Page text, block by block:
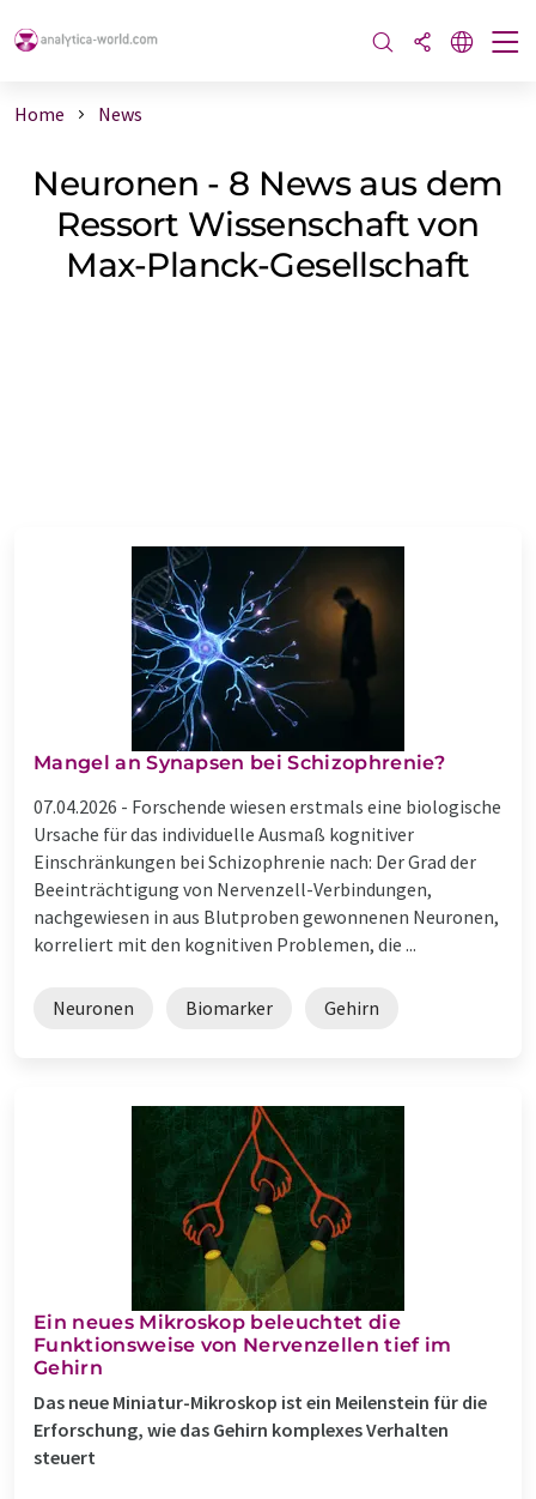
Home News
Neuronen - 8 News aus dem
Ressort Wissenschaft von
Max-Planck-Gesellschaft
Mangel an Synapsen bei Schizophrenie?
07.04.2026 - Forschende wiesen erstmals eine biologische
Ursache für das individuelle Ausmaß kognitiver
Einschränkungen bei Schizophrenie nach: Der Grad der
Beeinträchtigung von Nervenzell-Verbindungen,
nachgewiesen in aus Blutproben gewonnenen Neuronen,
korreliert mit den kognitiven Problemen, die ...
Neuronen Biomarker Gehirn
Ein neues Mikroskop beleuchtet die
Funktionsweise von Nervenzellen tief im
Gehirn
Das neue Miniatur-Mikroskop ist ein Meilenstein für die
Erforschung, wie das Gehirn komplexes Verhalten
steuert